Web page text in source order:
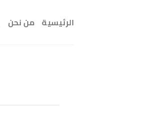
الرئيسية من نحن